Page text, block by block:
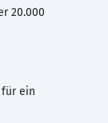
20.000
ein